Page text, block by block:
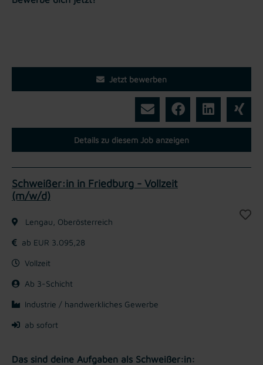
Jetzt bewerben
Details zu diesem Job anzeigen
Schweißer:in in Friedburg - Vollzeit
(m/w/d)
Lengau, Oberösterreich
ab EUR 3.095,28
Vollzeit
Ab 3-Schicht
Industrie / handwerkliches Gewerbe
ab sofort
Das sind deine Aufgaben als Schweißer:in: